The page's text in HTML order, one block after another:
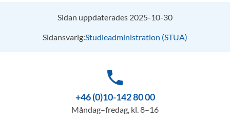
Sidan uppdaterades 2025-10-30
Sidansvarig:Studieadministration (STUA)
phone
+46 (0)10-142 80 00
Måndag–fredag, kl. 8–16